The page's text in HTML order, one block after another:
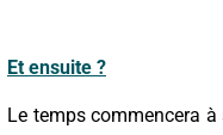
Et ensuite ?
Le temps commencera